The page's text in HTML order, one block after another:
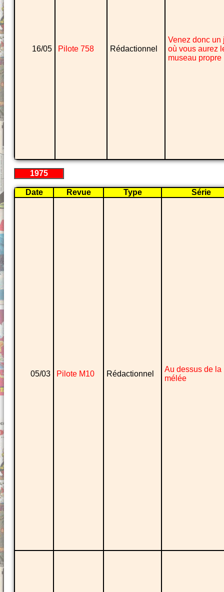
16/05 Pilote 758 Rédactionnel
Venez donc un
où vous aurez
museau propre
1975
Date Revue Type Série
05/03 Pilote M10 Rédactionnel
Au dessus de la
mélée